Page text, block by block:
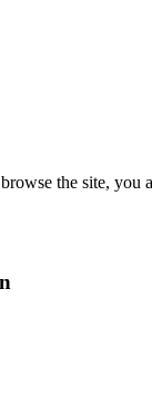
the site, you